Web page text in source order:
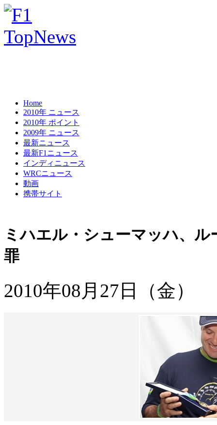
Home
2010年 ニュース
2010年 ポイント
2009年 ニュース
最新ニュース
最新F1ニュース
インディニュース
WRCニュース
動画
携帯サイト
ミハエル・シューマッハ、
罪
2010年08月27日（金）